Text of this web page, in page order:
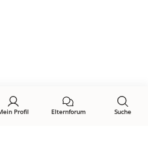
Profil Elternforum Suche
@rundumsbaby_